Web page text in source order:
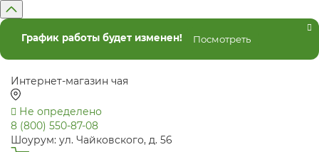
График работы будет изменен! Посмотреть
Интернет-магазин чая
Не определено
8 (800) 550-87-08
Шоурум: ул. Чайковского, д. 56